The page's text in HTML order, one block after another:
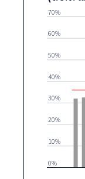
0%
10%
20%
30%
40%
50%
60%
70%